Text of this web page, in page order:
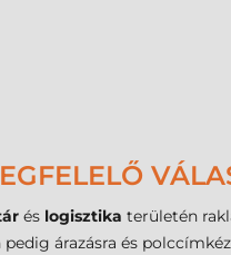
és logisztika területén
pedig árazásra és